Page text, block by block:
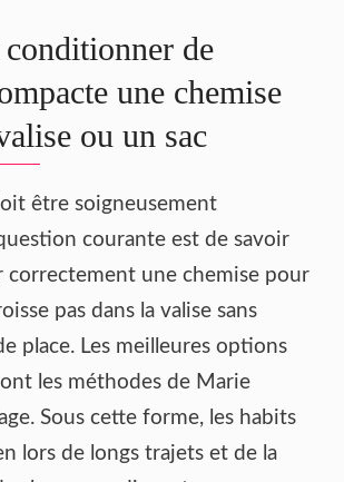
de
une chemise
ou un sac
être soigneusement
courante est de savoir
correctement une chemise pour
pas dans la valise sans
place. Les meilleures options
les méthodes de Marie
Sous cette forme, les habits
lors de longs trajets et de la